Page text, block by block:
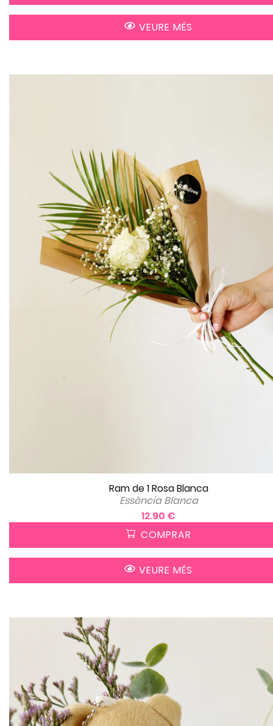
VEURE MÉS
Ram de 1 Rosa Blanca
Essència Blanca
12.90 €
COMPRAR
VEURE MÉS